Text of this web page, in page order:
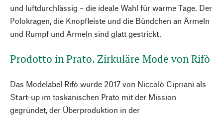
und luftdurchlässig – die ideale Wahl für warme Tage. Der
Polokragen, die Knopfleiste und die Bündchen an Ärmeln
und Rumpf und Ärmeln sind glatt gestrickt.
Prodotto in Prato. Zirkuläre Mode von Rifò
Das Modelabel Rifò wurde 2017 von Niccolò Cipriani als
Start-up im toskanischen Prato mit der Mission
gegründet, der Überproduktion in der